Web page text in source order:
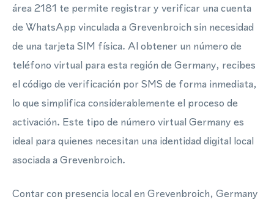
área 2181 te permite registrar y verificar una cuenta
de WhatsApp vinculada a Grevenbroich sin necesidad
de una tarjeta SIM física. Al obtener un número de
teléfono virtual para esta región de Germany, recibes
el código de verificación por SMS de forma inmediata,
lo que simplifica considerablemente el proceso de
activación. Este tipo de número virtual Germany es
ideal para quienes necesitan una identidad digital local
asociada a Grevenbroich.
Contar con presencia local en Grevenbroich, Germany